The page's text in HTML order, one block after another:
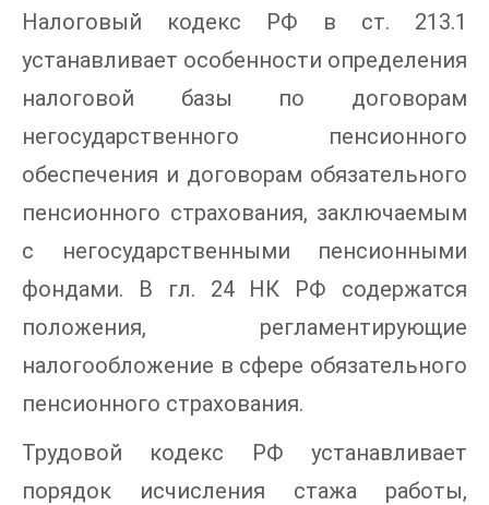
Налоговый кодекс РФ в ст. 213.1
устанавливает особенности определения
налоговой базы по договорам
негосударственного пенсионного
обеспечения и договорам обязательного
пенсионного страхования, заключаемым
с негосударственными пенсионными
фондами. В гл. 24 НК РФ содержатся
положения, регламентирующие
налогообложение в сфере обязательного
пенсионного страхования.
Трудовой кодекс РФ устанавливает
порядок исчисления стажа работы,